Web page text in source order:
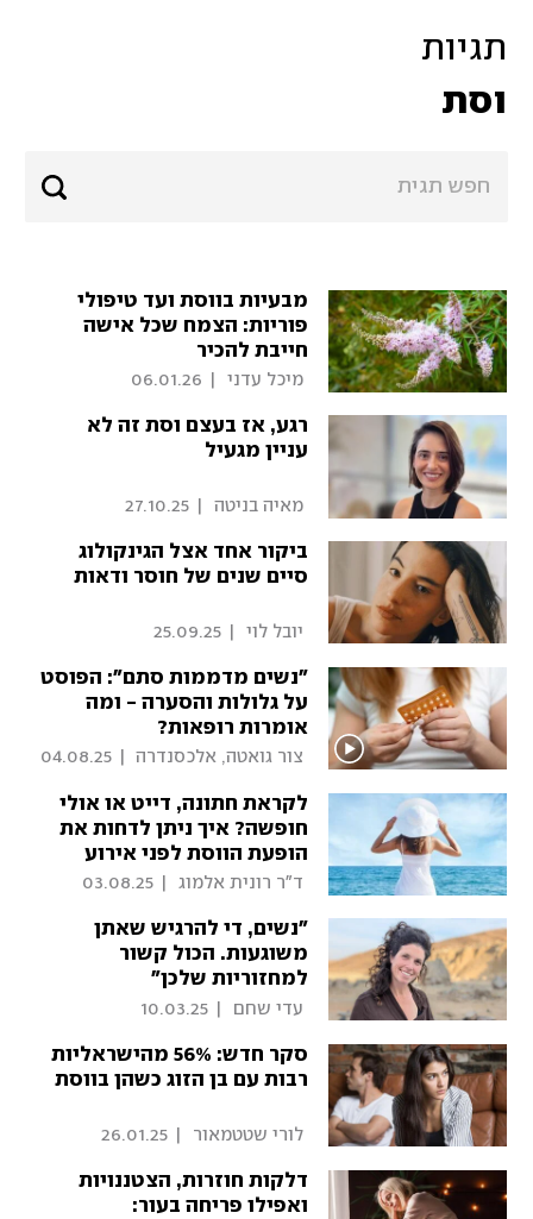
תגיות
וסת
מבעיות בווסת ועד טיפולי
פוריות: הצמח שכל אישה
חייבת להכיר
מיכל עדני 06.01.26
רגע, אז בעצם וסת זה לא
עניין מגעיל
מאיה בניטה 27.10.25
ביקור אחד אצל הגינקולוג
סיים שנים של חוסר ודאות
יובל לוי 25.09.25
"נשים מדממות סתם": הפוסט
על גלולות והסערה - ומה
אומרות רופאות?
צור גואטה, אלכסנדרה
04.08.25
לקראת חתונה, דייט או אולי
חופשה? איך ניתן לדחות את
הופעת הווסת לפני אירוע
חשוב
ד"ר רונית אלמוג 03.08.25
"נשים, די להרגיש שאתן
משוגעות. הכול קשור
למחזוריות שלכן"
עדי שחם 10.03.25
סקר חדש: 56% מהישראליות
רבות עם בן הזוג כשהן בווסת
לורי שטטמאור 26.01.25
דלקות חוזרות, הצטננויות
ואפילו פריחה בעור: